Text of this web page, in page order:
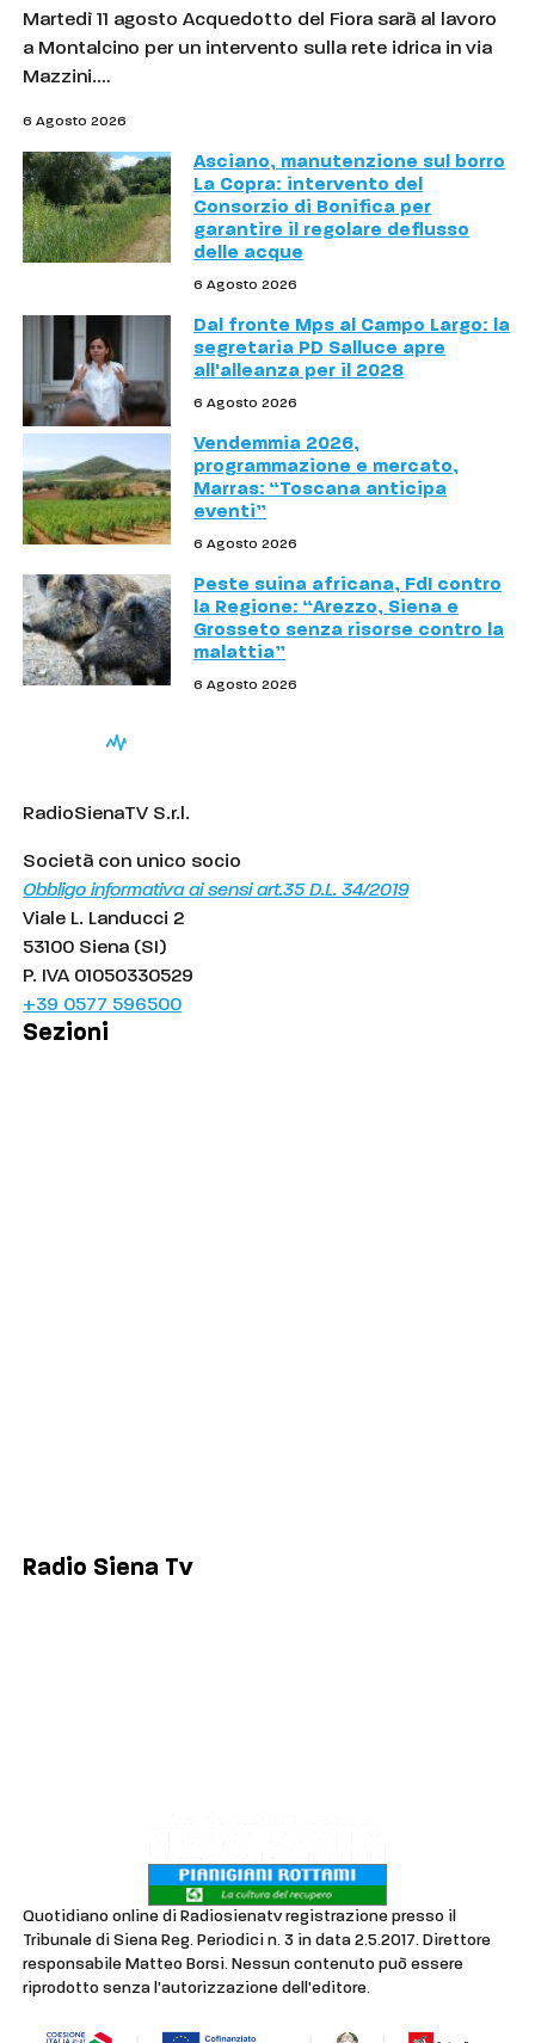
Martedì 11 agosto Acquedotto del Fiora sarà al lavoro
a Montalcino per un intervento sulla rete idrica in via
Mazzini.…
6 Agosto 2026
Asciano, manutenzione sul borro
La Copra: intervento del
Consorzio di Bonifica per
garantire il regolare deflusso
delle acque
6 Agosto 2026
Dal fronte Mps al Campo Largo: la
segretaria PD Salluce apre
all'alleanza per il 2028
6 Agosto 2026
Vendemmia 2026,
programmazione e mercato,
Marras: “Toscana anticipa
eventi”
6 Agosto 2026
Peste suina africana, FdI contro
la Regione: “Arezzo, Siena e
Grosseto senza risorse contro la
malattia”
6 Agosto 2026
RadioSienaTV S.r.l.
Società con unico socio
Obbligo informativa ai sensi art.35 D.L. 34/2019
Viale L. Landucci 2
53100 Siena (SI)
P. IVA 01050330529
+39 0577 596500
Sezioni
Radio Siena Tv
Quotidiano online di Radiosienatv registrazione presso il
Tribunale di Siena Reg. Periodici n. 3 in data 2.5.2017. Direttore
responsabile Matteo Borsi. Nessun contenuto può essere
riprodotto senza l'autorizzazione dell'editore.